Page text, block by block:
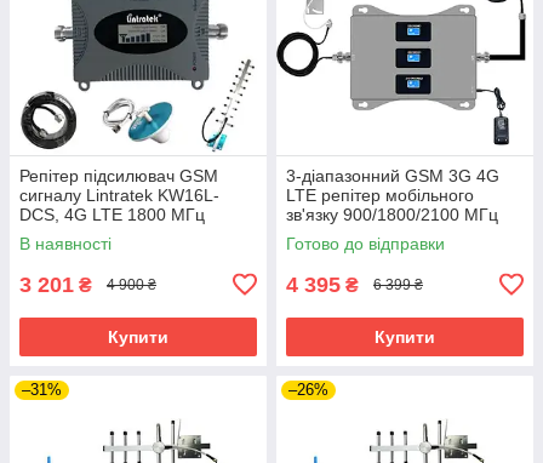
Репітер підсилювач GSM
сигналу Lintratek KW16L-
DCS, 4G LTE 1800 МГц
(повний комплект з антенами
та кабелями)
В наявності
3 201 ₴ 4 900 ₴
Купити
3-діапазонний GSM 3G 4G
LTE репітер мобільного
зв'язку 900/1800/2100 МГц
стільникового зв'язку 2g/3g/4g
65dB
Готово до відправки
4 395 ₴ 6 399 ₴
Купити
–31% –26%